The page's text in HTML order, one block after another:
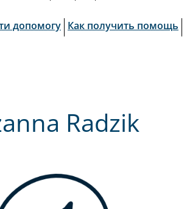
допомогу Как получить помощь
Radzik